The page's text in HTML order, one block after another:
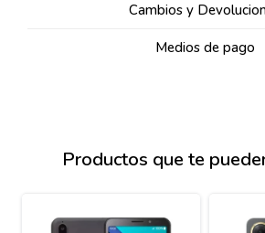
Cambios y
Medios de pago
Productos que te